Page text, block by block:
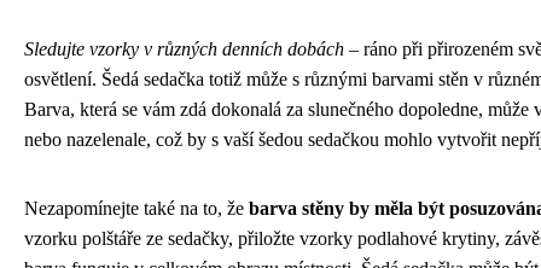
Sledujte vzorky v různých denních dobách – ráno při přirozeném
osvětlení. Šedá sedačka totiž může s různými barvami stěn v
Barva, která se vám zdá dokonalá za slunečného dopoledne,
nebo nazelenale, což by s vaší šedou sedačkou mohlo vytvořit
Nezapomínejte také na to, že barva stěny by měla být
vzorku polštáře ze sedačky, přiložte vzorky podlahové krytiny,